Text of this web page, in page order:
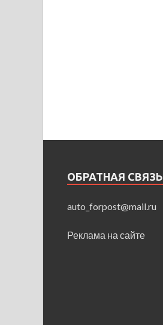
ОБРАТНАЯ СВЯЗЬ
auto_forpost@mail.ru
Реклама на сайте